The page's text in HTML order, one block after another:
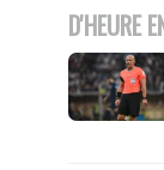
D'HEURE